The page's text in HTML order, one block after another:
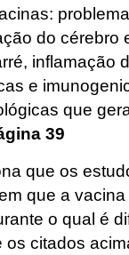
do cérebro
inflamação
e
que
39
que os
que a
o qual é
citados